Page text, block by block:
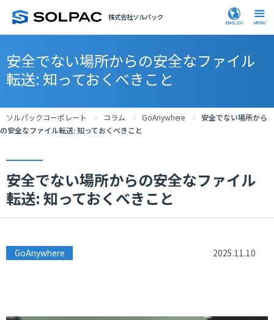
株式会社ソルパック
安全でない場所からの安全なファイル
転送: 知っておくべきこと
ソルパックコーポレート コラム GoAnywhere
安全でない場所から
の安全なファイル転送: 知っておくべきこと
安全でない場所からの安全なファイル
転送: 知っておくべきこと
GoAnywhere 2025.11.10